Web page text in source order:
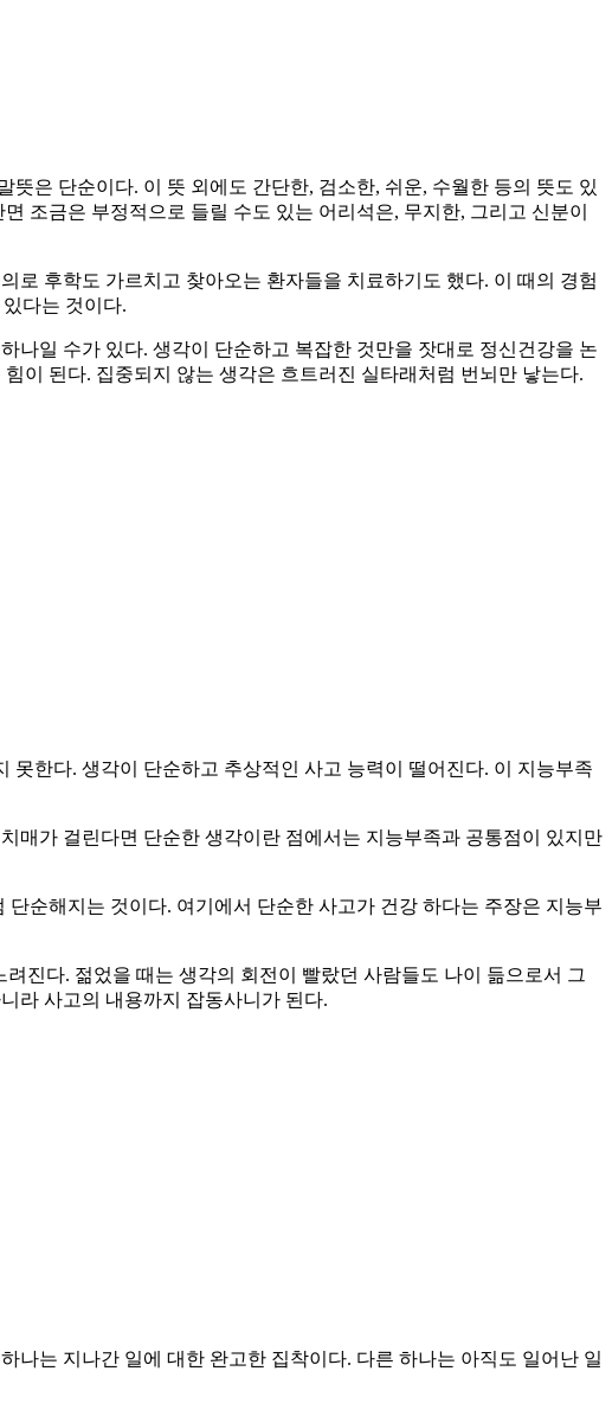
은 단순이다. 이 뜻 외에도 간단한, 검소한, 쉬운, 수월한 등의 뜻도 있
조금은 부정적으로 들릴 수도 있는 어리석은, 무지한, 그리고 신분이
로 후학도 가르치고 찾아오는 환자들을 치료하기도 했다. 이 때의 경험
다는 것이다.
나일 수가 있다. 생각이 단순하고 복잡한 것만을 잣대로 정신건강을 논
이 된다. 집중되지 않는 생각은 흐트러진 실타래처럼 번뇌만 낳는다.
한다. 생각이 단순하고 추상적인 사고 능력이 떨어진다. 이 지능부족
매가 걸린다면 단순한 생각이란 점에서는 지능부족과 공통점이 있지만
순해지는 것이다. 여기에서 단순한 사고가 건강 하다는 주장은 지능부
진다. 젊었을 때는 생각의 회전이 빨랐던 사람들도 나이 듦으로서 그
라 사고의 내용까지 잡동사니가 된다.
나는 지나간 일에 대한 완고한 집착이다. 다른 하나는 아직도 일어난 일